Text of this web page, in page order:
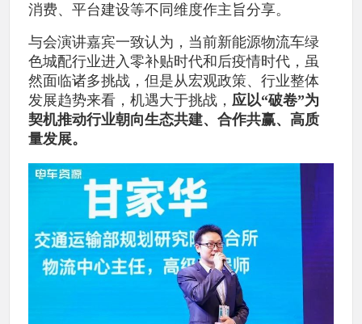
消费、平台建设等不同维度作主旨分享。
与会演讲嘉宾一致认为，当前新能源物流车绿
色城配行业进入零补贴时代和后疫情时代，虽
然面临诸多挑战，但是从宏观政策、行业整体
发展趋势来看，机遇大于挑战， 应以“破卷”为
契机推动行业朝向生态共建、合作共赢、高质
量发展。